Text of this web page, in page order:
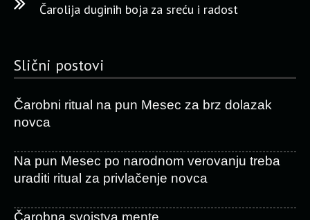
Čarolija duginih boja za sreću i radost
Slični postovi
Čarobni ritual na pun Mesec za brz dolazak
novca
Na pun Mesec po narodnom verovanju treba
uraditi ritual za privlačenje novca
Čarobna svojstva mente